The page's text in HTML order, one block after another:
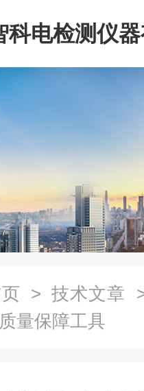
科电检测仪
> 技术文章
量保障工具